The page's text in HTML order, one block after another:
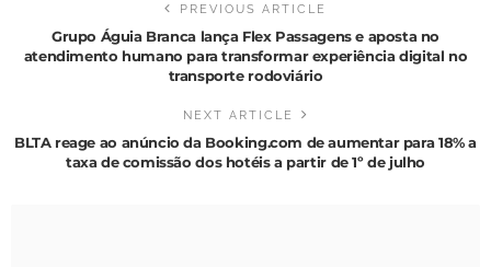
PREVIOUS ARTICLE
Grupo Águia Branca lança Flex Passagens e aposta no
atendimento humano para transformar experiência digital no
transporte rodoviário
NEXT ARTICLE
BLTA reage ao anúncio da Booking.com de aumentar para 18% a
taxa de comissão dos hotéis a partir de 1º de julho